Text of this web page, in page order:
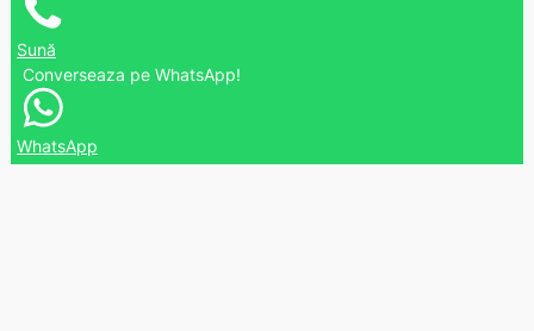
Sună
Converseaza pe WhatsApp!
WhatsApp